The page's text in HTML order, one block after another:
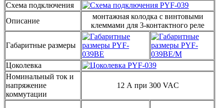
Схема подключения
Описание
монтажная колодка с винтовыми
клеммами для 3-контактного реле
Габаритные размеры
Цоколевка
Номинальный ток и
напряжение
коммутации
12 А при 300 VAC